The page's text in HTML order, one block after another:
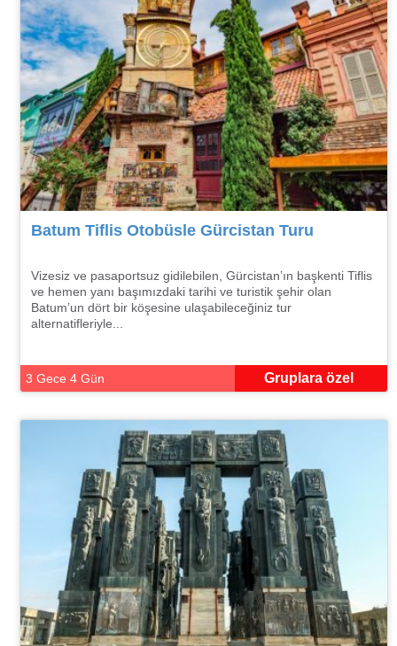
Batum Tiflis Otobüsle Gürcistan Turu
Vizesiz ve pasaportsuz gidilebilen, Gürcistan’ın başkenti Tiflis
ve hemen yanı başımızdaki tarihi ve turistik şehir olan
Batum’un dört bir köşesine ulaşabileceğiniz tur
alternatifleriyle...
3 Gece 4 Gün Gruplara özel